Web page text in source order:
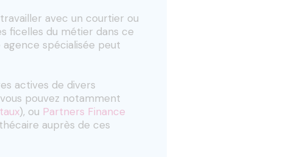
avec un courtier ou
ficelles du métier dans ce
spécialisée peut
actives de divers
pouvez notamment
), ou Partners Finance
auprès de ces